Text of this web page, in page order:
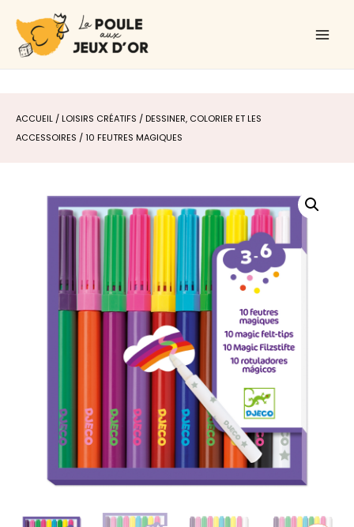
contenu
ACCUEIL /LOISIRS CRÉATIFS /DESSINER, COLORIER ET LES
ACCESSOIRES / 10 FEUTRES MAGIQUES